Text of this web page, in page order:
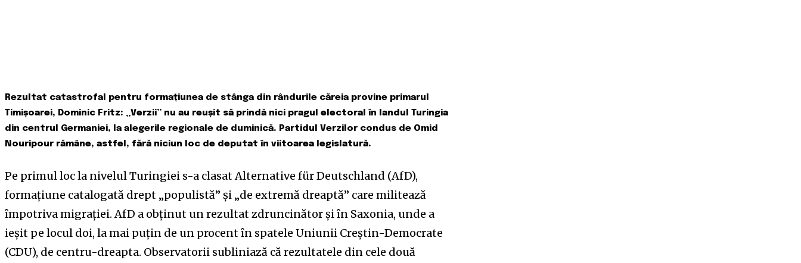
Rezultat catastrofal pentru formațiunea de stânga din rândurile căreia provine primarul
Timișoarei, Dominic Fritz: „Verzii” nu au reușit să prindă nici pragul electoral în landul Turingia
din centrul Germaniei, la alegerile regionale de duminică. Partidul Verzilor condus de Omid
Nouripour rămâne, astfel, fără niciun loc de deputat în viitoarea legislatură.
Pe primul loc la nivelul Turingiei s-a clasat Alternative für Deutschland (AfD),
formațiune catalogată drept „populistă” și „de extremă dreaptă” care militează
împotriva migrației. AfD a obținut un rezultat zdruncinător și în Saxonia, unde a
ieșit pe locul doi, la mai puțin de un procent în spatele Uniunii Creștin-Democrate
(CDU), de centru-dreapta. Observatorii subliniază că rezultatele din cele două